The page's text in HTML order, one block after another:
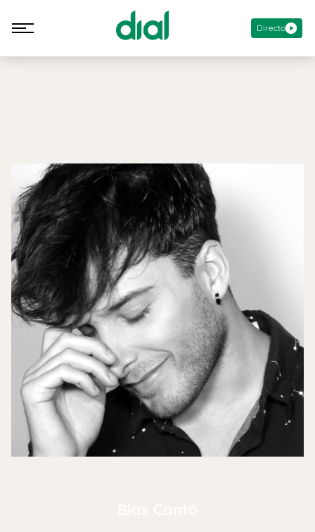
Directo